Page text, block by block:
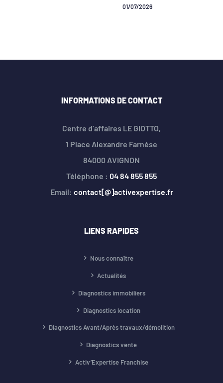
01/07/2026
INFORMATIONS DE CONTACT
Centre d’affaires LE GIOTTO,
1 Place Alexandre Farnése
84000 AVIGNON
Téléphone : 04 84 855 855
Email: contact[@]activexpertise.fr
LIENS RAPIDES
Nous connaître
Actualités
Diagnostics immobiliers
Diagnostics location
Diagnostics Avant/Après travaux/démolition
Diagnostics vente
Activ’Expertise Franchise